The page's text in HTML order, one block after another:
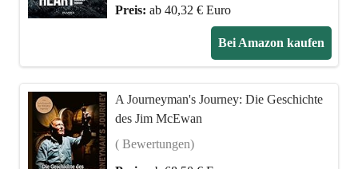
Preis: ab 40,32 € Euro
Bei Amazon kaufen
A Journeyman's Journey: Die Geschichte
des Jim McEwan
( Bewertungen)